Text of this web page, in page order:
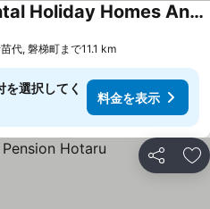
All Resort Service Rental Holiday Homes And Cottages
代, 磐梯町まで11.1 km
選択してく
料金を表示
シェア お